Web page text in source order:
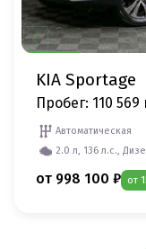
KIA Sportage
Пробег: 110 569
Автоматическая
2.0 л, 136 л.с.,
от 998 100 ₽ от